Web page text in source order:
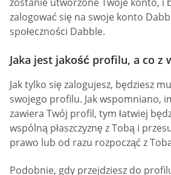
zalogować się na swoje konto
społeczności Dabble.
Jaka jest jakość profilu, a co z
Jak tylko się zalogujesz, będziesz
swojego profilu. Jak wspomniano,
zawiera Twój profil, tym łatwiej
wspólną płaszczyznę z Tobą i
prawo lub od razu rozpocząć z
Podobnie, gdy przejdziesz do